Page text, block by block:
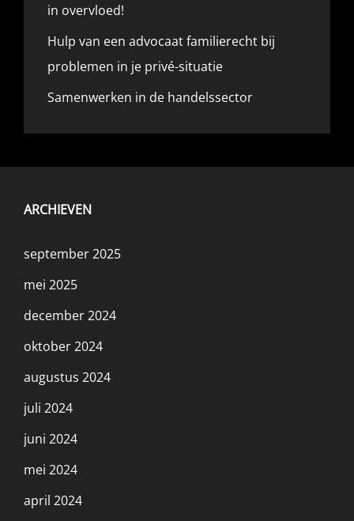
in overvloed!
Hulp van een advocaat familierecht bij
problemen in je privé-situatie
Samenwerken in de handelssector
ARCHIEVEN
september 2025
mei 2025
december 2024
oktober 2024
augustus 2024
juli 2024
juni 2024
mei 2024
april 2024